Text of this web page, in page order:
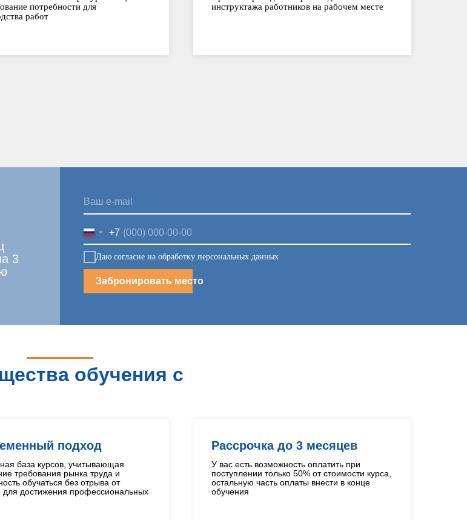
потребности для
работ
инструктажа работников на рабочем месте
+7
Даю согласие на обработку персональных данных
Забронировать место
3
обучения с
подход
база курсов, учитывающая
требования рынка труда и
обучаться без отрыва от
для достижения профессиональных
Рассрочка до 3 месяцев
У вас есть возможность оплатить при
поступлении только 50% от стоимости курса,
остальную часть оплаты внести в конце
обучения